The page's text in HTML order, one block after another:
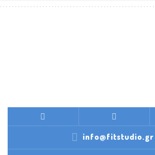
info@fitstudio.gr